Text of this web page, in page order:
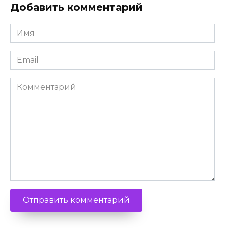
Добавить комментарий
Имя
*
Email
*
Комментарий